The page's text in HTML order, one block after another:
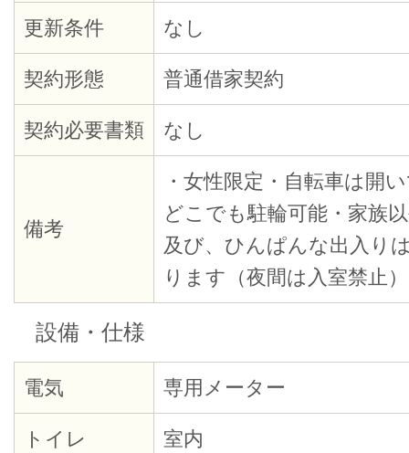
更新条件 なし
契約形態 普通借家契約
契約必要書類 なし
備考
・女性限定・自転車は開
どこでも駐輪可能・家族
及び、ひんぱんな出入り
ります（夜間は入室禁止）
設備・仕様
電気 専用メーター
トイレ 室内